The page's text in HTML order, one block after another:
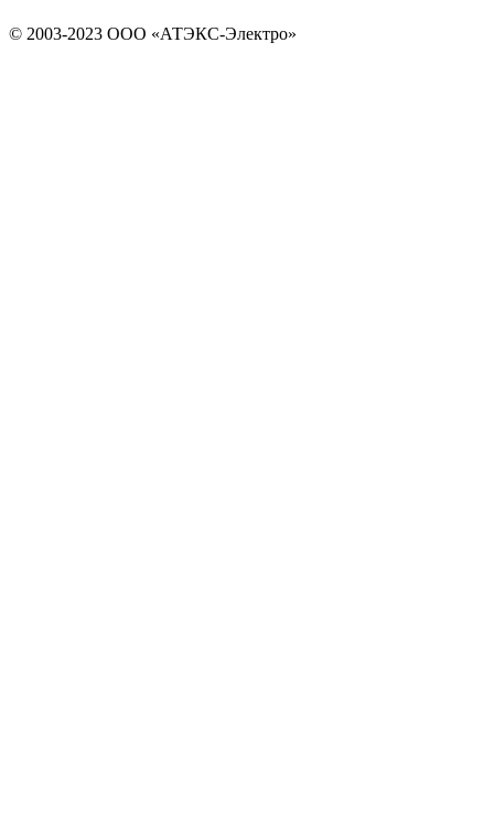
© 2003-2023 ООО «АТЭКС-Электро»